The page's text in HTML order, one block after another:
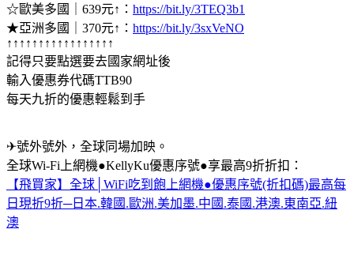
☆歐美多國｜639元↑： https://bit.ly/3TEQ3b1
★亞洲多國｜370元↑： https://bit.ly/3sxVeNO
↑↑↑↑↑↑↑↑↑↑↑↑↑↑↑↑↑
記得只要點選要去國家網址後
輸入優惠券代碼TTB90
每天九折的優惠輕鬆到手
✈號外號外，全球同場加映。
全球Wi-Fi上網機●KellyKu優惠序號●享最高9折折扣：
【飛買家】全球│WiFi吃到飽上網機●優惠序號(折扣碼)最高每
日現折9折─日本.韓國.歐洲.美加墨.中國.泰國.港澳.東南亞.紐
澳